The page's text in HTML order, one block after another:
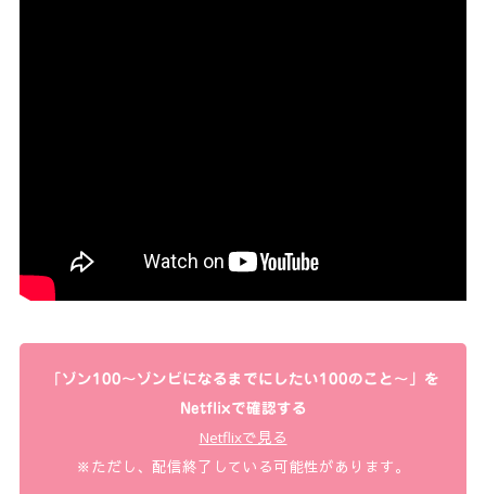
「ゾン100～ゾンビになるまでにしたい100のこと～」を
Netflixで確認する
Netflixで見る
※ただし、配信終了している可能性があります。